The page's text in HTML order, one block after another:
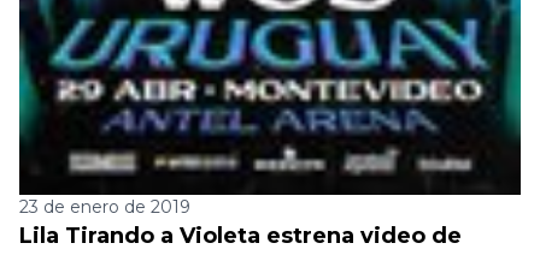
23 de enero de 2019
Lila Tirando a Violeta estrena video de